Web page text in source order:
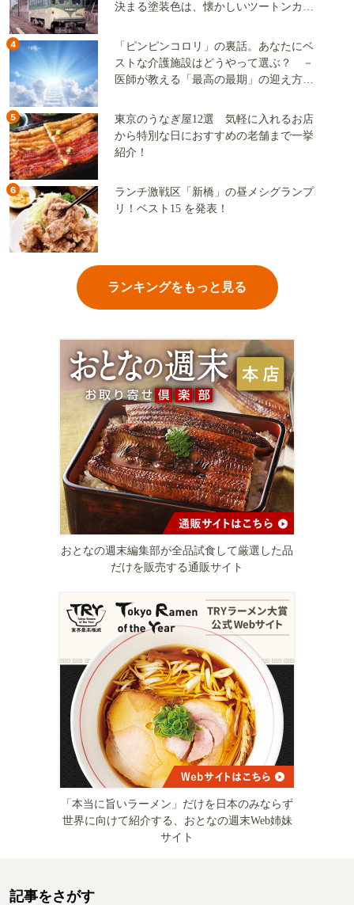
決まる塗装色は、懐かしいツートンカラ
4
「ピンピンコロリ」の裏話。あなたにベ
ストな介護施設はどうやって選ぶ？ －
医師が教える「最高の最期」の迎え方
5
東京のうなぎ屋12選 気軽に入れるお店
から特別な日におすすめの老舗まで一挙
紹介！
6
ランチ激戦区「新橋」の昼メシグランプ
リ！ベスト15 を発表！
ランキングをもっと見る
おとなの週末編集部が全品試食して厳選した品
だけを販売する通販サイト
「本当に旨いラーメン」だけを日本のみならず
世界に向けて紹介する、おとなの週末Web姉妹
サイト
記事をさがす